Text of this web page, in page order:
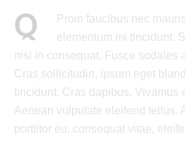
Q
Proin faucibus nec
elementum mi tincidunt.
nisi in consequat. Fusce sodales
Cras sollicitudin, ipsum eget
tincidunt. Cras dapibus. Vivamus
Aenean vulputate eleifend tellus.
porttitor eu, consequat vitae,